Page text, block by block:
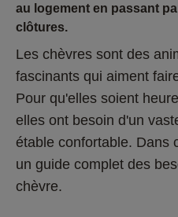
au logement en passant
clôtures.
Les chèvres sont des
fascinants qui aiment
Pour qu'elles soient
elles ont besoin d'un
étable confortable. Dans
un guide complet des
chèvre.